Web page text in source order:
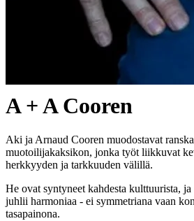
A + A Cooren
Aki ja Arnaud Cooren muodostavat
muotoilijakaksikon, jonka työt liikkuvat
herkkyyden ja tarkkuuden välillä.
He ovat syntyneet kahdesta kulttuurista, ja
juhlii harmoniaa - ei symmetriana vaan
tasapainona.